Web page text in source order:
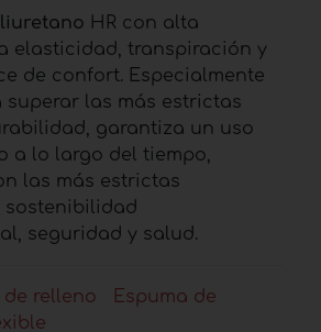
HR con alta
elasticidad, transpiración y
de confort. Especialmente
superar las más estrictas
garantiza un uso
a lo largo del tiempo,
las más estrictas
sostenibilidad
seguridad y salud.
relleno
Espuma de